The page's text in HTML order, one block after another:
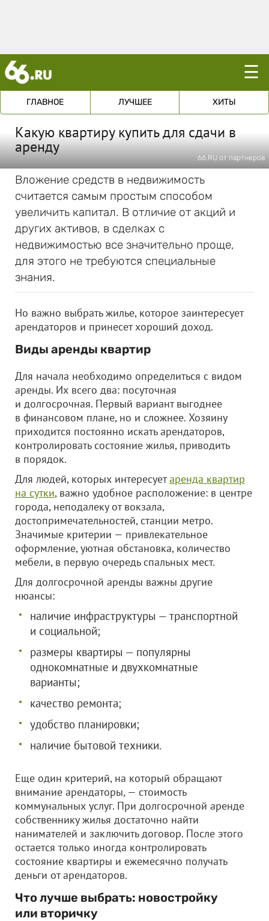
☰
ГЛАВНОЕ ЛУЧШЕЕ ХИТЫ
Какую квартиру купить для сдачи в
аренду
66.RU от партнеров
Вложение средств в недвижимость
считается самым простым способом
увеличить капитал. В отличие от акций и
других активов, в сделках с
недвижимостью все значительно проще,
для этого не требуются специальные
знания.
Но важно выбрать жилье, которое заинтересует
арендаторов и принесет хороший доход.
Виды аренды квартир
Для начала необходимо определиться с видом
аренды. Их всего два: посуточная
и долгосрочная. Первый вариант выгоднее
в финансовом плане, но и сложнее. Хозяину
приходится постоянно искать арендаторов,
контролировать состояние жилья, приводить
в порядок.
Для людей, которых интересуетаренда квартир
на сутки, важно удобное расположение: в центре
города, неподалеку от вокзала,
достопримечательностей, станции метро.
Значимые критерии — привлекательное
оформление, уютная обстановка, количество
мебели, в первую очередь спальных мест.
Для долгосрочной аренды важны другие
нюансы:
наличие инфраструктуры — транспортной
и социальной;
размеры квартиры — популярны
однокомнатные и двухкомнатные
варианты;
качество ремонта;
удобство планировки;
наличие бытовой техники.
Еще один критерий, на который обращают
внимание арендаторы, — стоимость
коммунальных услуг. При долгосрочной аренде
собственнику жилья достаточно найти
нанимателей и заключить договор. После этого
остается только иногда контролировать
состояние квартиры и ежемесячно получать
деньги от арендаторов.
Что лучше выбрать: новостройку
или вторичку